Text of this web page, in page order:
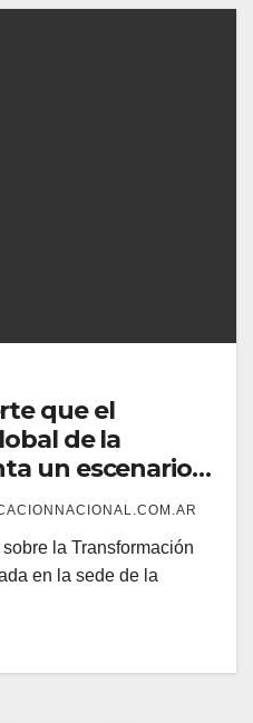
que el
de la
un escenario
la Transformación
en la sede de la